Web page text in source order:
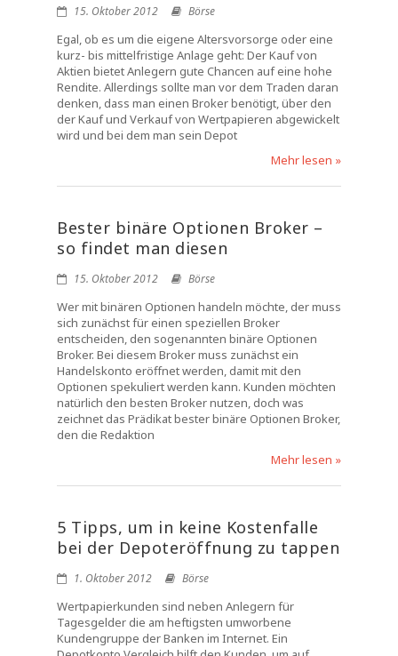
15. Oktober 2012 Börse
Egal, ob es um die eigene Altersvorsorge oder eine
kurz- bis mittelfristige Anlage geht: Der Kauf von
Aktien bietet Anlegern gute Chancen auf eine hohe
Rendite. Allerdings sollte man vor dem Traden daran
denken, dass man einen Broker benötigt, über den
der Kauf und Verkauf von Wertpapieren abgewickelt
wird und bei dem man sein Depot
Mehr lesen »
Bester binäre Optionen Broker –
so findet man diesen
15. Oktober 2012 Börse
Wer mit binären Optionen handeln möchte, der muss
sich zunächst für einen speziellen Broker
entscheiden, den sogenannten binäre Optionen
Broker. Bei diesem Broker muss zunächst ein
Handelskonto eröffnet werden, damit mit den
Optionen spekuliert werden kann. Kunden möchten
natürlich den besten Broker nutzen, doch was
zeichnet das Prädikat bester binäre Optionen Broker,
den die Redaktion
Mehr lesen »
5 Tipps, um in keine Kostenfalle
bei der Depoteröffnung zu tappen
1. Oktober 2012 Börse
Wertpapierkunden sind neben Anlegern für
Tagesgelder die am heftigsten umworbene
Kundengruppe der Banken im Internet. Ein